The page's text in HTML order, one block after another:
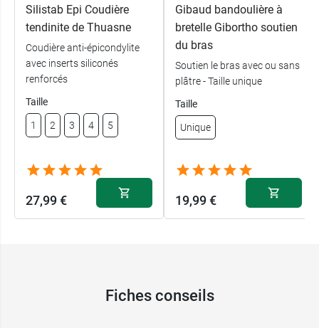
Silistab Epi Coudière
tendinite de Thuasne
Coudière anti-épicondylite
avec inserts siliconés
renforcés
Taille
1 2 3 4 5
27,99 €
Gibaud bandoulière à
bretelle Gibortho soutien
du bras
Soutien le bras avec ou sans
plâtre - Taille unique
Taille
Unique
19,99 €
Fiches conseils